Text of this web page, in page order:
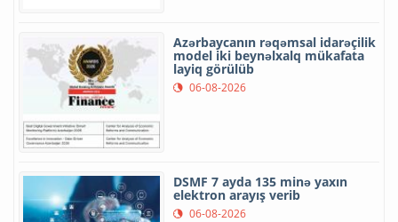
Azərbaycanın rəqəmsal idarəçilik
model iki beynəlxalq mükafata
layiq görülüb
06-08-2026
DSMF 7 ayda 135 minə yaxın
elektron arayış verib
06-08-2026